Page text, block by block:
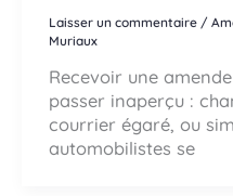
Laisser un commentaire /
Muriaux
Recevoir une
passer inaperçu :
courrier égaré, ou
automobilistes se